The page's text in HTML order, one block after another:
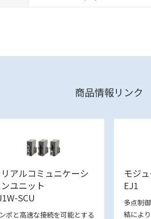
商品情報リンク
アルコミュニケーシ
ユニット
SCU
ポと高速な接続を可能とする
モジ
EJ1
多点制
結によ